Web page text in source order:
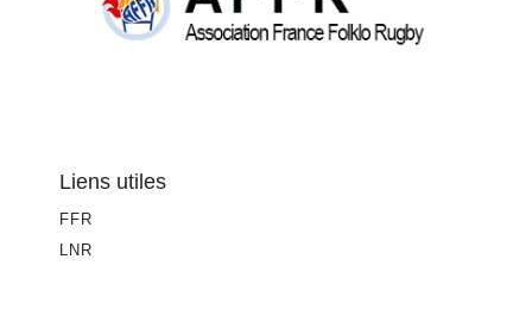
Liens utiles
FFR
LNR